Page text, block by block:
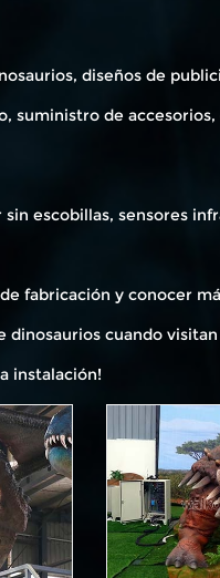
diseños de
suministro de
escobillas, sensores
fabricación y conocer
cuando
instalación!